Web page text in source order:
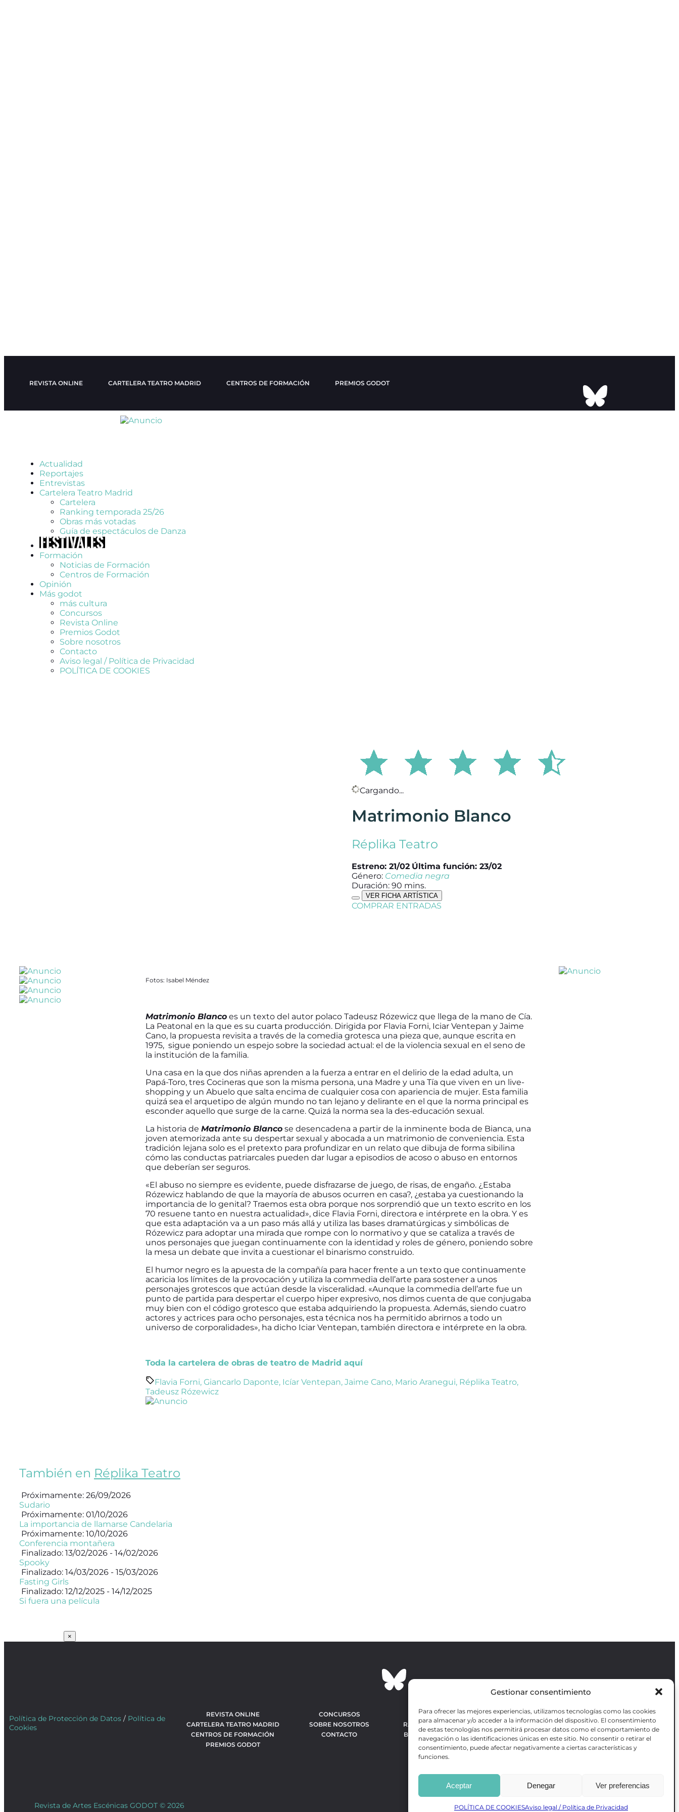
Gestionar consentimiento
Para ofrecer las mejores experiencias, utilizamos tecnologías como las cookies
para almacenar y/o acceder a la información del dispositivo. El consentimiento
de estas tecnologías nos permitirá procesar datos como el comportamiento de
navegación o las identificaciones únicas en este sitio. No consentir o retirar el
consentimiento, puede afectar negativamente a ciertas características y
funciones.
Aceptar Denegar Ver preferencias
POLÍTICA DE COOKIESAviso legal / Política de Privacidad
REVISTA ONLINE CARTELERA TEATRO MADRID CENTROS DE FORMACIÓN PREMIOS GODOT
Actualidad
Reportajes
Entrevistas
Cartelera Teatro Madrid
Cartelera
Ranking temporada 25/26
Obras más votadas
Guía de espectáculos de Danza
Formación
Noticias de Formación
Centros de Formación
Opinión
Más godot
más cultura
Concursos
Revista Online
Premios Godot
Sobre nosotros
Contacto
Aviso legal / Política de Privacidad
POLÍTICA DE COOKIES
Cargando...
Matrimonio Blanco
Réplika Teatro
Estreno: 21/02 Última función: 23/02
Género: Comedia negra
Duración: 90 mins.
VER FICHA ARTÍSTICA
COMPRAR ENTRADAS
Fotos: Isabel Méndez
Matrimonio Blanco es un texto del autor polaco Tadeusz Rózewicz que llega de la mano de Cía.
La Peatonal en la que es su cuarta producción. Dirigida por Flavia Forni, Iciar Ventepan y Jaime
Cano, la propuesta revisita a través de la comedia grotesca una pieza que, aunque escrita en
1975, sigue poniendo un espejo sobre la sociedad actual: el de la violencia sexual en el seno de
la institución de la familia.
Una casa en la que dos niñas aprenden a la fuerza a entrar en el delirio de la edad adulta, un
Papá-Toro, tres Cocineras que son la misma persona, una Madre y una Tía que viven en un live-
shopping y un Abuelo que salta encima de cualquier cosa con apariencia de mujer. Esta familia
quizá sea el arquetipo de algún mundo no tan lejano y delirante en el que la norma principal es
esconder aquello que surge de la carne. Quizá la norma sea la des-educación sexual.
La historia de Matrimonio Blanco se desencadena a partir de la inminente boda de Bianca, una
joven atemorizada ante su despertar sexual y abocada a un matrimonio de conveniencia. Esta
tradición lejana solo es el pretexto para profundizar en un relato que dibuja de forma sibilina
cómo las conductas patriarcales pueden dar lugar a episodios de acoso o abuso en entornos
que deberían ser seguros.
«El abuso no siempre es evidente, puede disfrazarse de juego, de risas, de engaño. ¿Estaba
Rózewicz hablando de que la mayoría de abusos ocurren en casa?, ¿estaba ya cuestionando la
importancia de lo genital? Traemos esta obra porque nos sorprendió que un texto escrito en los
70 resuene tanto en nuestra actualidad», dice Flavia Forni, directora e intérprete en la obra. Y es
que esta adaptación va a un paso más allá y utiliza las bases dramatúrgicas y simbólicas de
Rózewicz para adoptar una mirada que rompe con lo normativo y que se cataliza a través de
unos personajes que juegan continuamente con la identidad y roles de género, poniendo sobre
la mesa un debate que invita a cuestionar el binarismo construido.
El humor negro es la apuesta de la compañía para hacer frente a un texto que continuamente
acaricia los límites de la provocación y utiliza la commedia dell’arte para sostener a unos
personajes grotescos que actúan desde la visceralidad. «Aunque la commedia dell’arte fue un
punto de partida para despertar el cuerpo hiper expresivo, nos dimos cuenta de que conjugaba
muy bien con el código grotesco que estaba adquiriendo la propuesta. Además, siendo cuatro
actores y actrices para ocho personajes, esta técnica nos ha permitido abrirnos a todo un
universo de corporalidades», ha dicho Iciar Ventepan, también directora e intérprete en la obra.
Toda la cartelera de obras de teatro de Madrid aquí
Flavia Forni, Giancarlo Daponte, Icíar Ventepan, Jaime Cano, Mario Aranegui, Réplika Teatro,
Tadeusz Rózewicz
También en Réplika Teatro
Próximamente: 26/09/2026
Sudario
Próximamente: 01/10/2026
La importancia de llamarse Candelaria
Próximamente: 10/10/2026
Conferencia montañera
Finalizado: 13/02/2026 - 14/02/2026
Spooky
Finalizado: 14/03/2026 - 15/03/2026
Fasting Girls
Finalizado: 12/12/2025 - 14/12/2025
Si fuera una película
×
Política de Protección de Datos / Política de
Cookies
REVISTA ONLINE
CARTELERA TEATRO MADRID
CENTROS DE FORMACIÓN
PREMIOS GODOT
CONCURSOS
SOBRE NOSOTROS
CONTACTO
OBRAS MÁS VOTADAS
RANKING MEJORES OBRAS
BÚSQUEDA AVANZADA DE
OBRAS
Revista GODOT
es una revista
sobre artes escénicas de Madrid, gratuita y
que se distribuye en espacios escénicos,
además de otros puntos de interés turístico
y de ocio de la capital.
Revista de Artes Escénicas GODOT © 2026 Desarrollado porPrecise Future